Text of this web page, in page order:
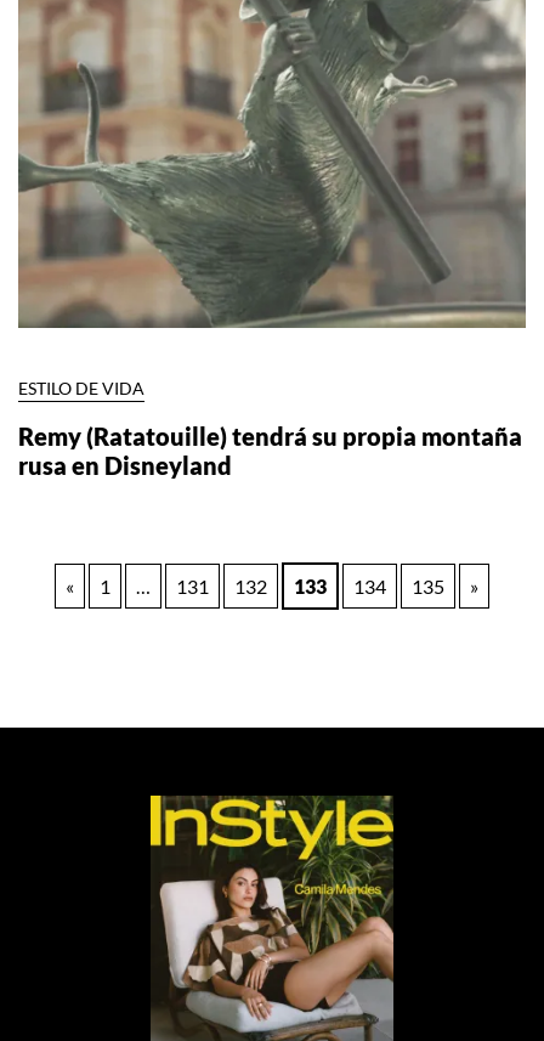
ESTILO DE VIDA
Remy (Ratatouille) tendrá su propia montaña
rusa en Disneyland
Paginación
« 1 … 131 132 133 134 135 »